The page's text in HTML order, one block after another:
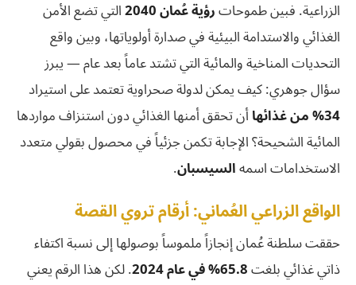
الزراعية. فبين طموحات رؤية عُمان 2040
التي تضع الأمن
الغذائي والاستدامة البيئية في صدارة أولوياتها، وبين واقع
التحديات المناخية والمائية التي تشتد عاماً بعد عام — يبرز
سؤال جوهري: كيف يمكن لدولة صحراوية تعتمد على استيراد
34% من غذائها
أن تحقق أمنها الغذائي دون استنزاف مواردها
المائية الشحيحة؟ الإجابة تكمن جزئياً في محصول بقولي متعدد
الاستخدامات اسمه السيسبان.
الواقع الزراعي العُماني: أرقام تروي القصة
حققت سلطنة عُمان إنجازاً ملموساً بوصولها إلى نسبة اكتفاء
ذاتي غذائي بلغت 65.8% في عام 2024
. لكن هذا الرقم يعني